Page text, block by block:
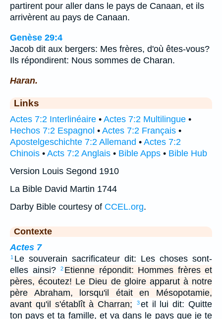
partirent pour aller dans le pays de Canaan, et ils
arrivèrent au pays de Canaan.
Genèse 29:4
Jacob dit aux bergers: Mes frères, d'où êtes-vous?
Ils répondirent: Nous sommes de Charan.
Haran.
Links
Actes 7:2 Interlinéaire • Actes 7:2 Multilingue •
Hechos 7:2 Espagnol • Actes 7:2 Français •
Apostelgeschichte 7:2 Allemand • Actes 7:2
Chinois • Acts 7:2 Anglais • Bible Apps • Bible Hub
Version Louis Segond 1910
La Bible David Martin 1744
Darby Bible courtesy of CCEL.org.
Contexte
Actes 7
1 Le souverain sacrificateur dit: Les choses sont-
elles ainsi?
2 Etienne répondit: Hommes frères et
pères, écoutez! Le Dieu de gloire apparut à notre
père Abraham, lorsqu'il était en Mésopotamie,
avant qu'il s'établît à Charran;
3et il lui dit: Quitte
ton pays et ta famille, et va dans le pays que je te